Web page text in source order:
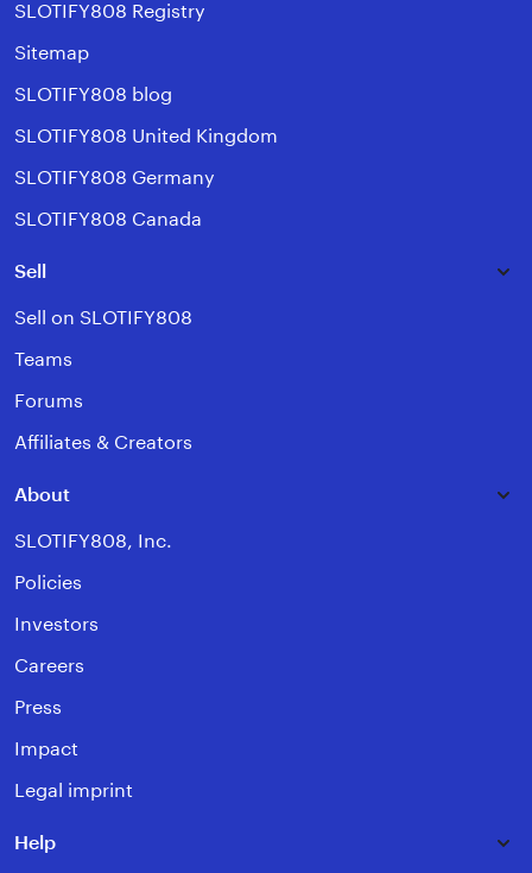
SLOTIFY808 Registry
Sitemap
SLOTIFY808 blog
SLOTIFY808 United Kingdom
SLOTIFY808 Germany
SLOTIFY808 Canada
Sell
Sell on SLOTIFY808
Teams
Forums
Affiliates & Creators
About
SLOTIFY808, Inc.
Policies
Investors
Careers
Press
Impact
Legal imprint
Help